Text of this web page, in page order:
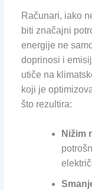
Računari, iako
biti značajni
energije ne
doprinosi i
utiče na
koji je
što rezultira:
Nižim